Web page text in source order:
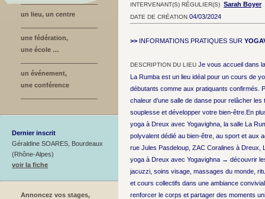
un lieu, un centre
une fédération,
une école …
un événement,
une conférence
Dernier inscrit
Géraldine SOARES, Bourdeaux
(Rhône-Alpes)
voir la fiche
Annoncez vos stages,
INTERVENANT(S) RÉGULIER(S) Sarah Boyer
DATE DE CRÉATION 04/03/2024
>> INFORMATIONS PRATIQUES SUR
DESCRIPTION DU LIEU Je vous accueil dans
La Rumba est un lieu idéal pour un cours de
débutants comme aux pratiquants confirmés.
chaleur d’une salle de danse pour relâcher
souplesse et développer votre bien-être.En
yoga à Dreux avec Yogavighna, la salle La
polyvalent dédié au bien-être, au sport et aux
rue Jules Pasdeloup, ZAC Coralines à Dreux,
yoga à Dreux avec Yogavighna → découvrir
jacuzzi, soins visage, massages du monde,
et cours collectifs dans une ambiance
renforcer le corps et partager des moments